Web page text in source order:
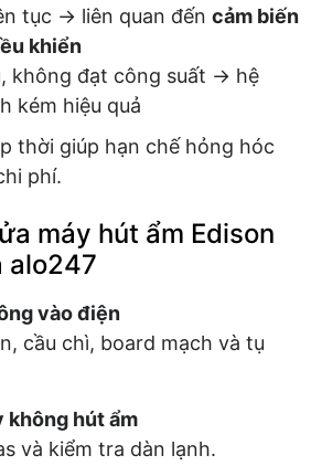
tục → liên quan đến cảm biến
khiển
không đạt công suất → hệ
kém hiệu quả
thời giúp hạn chế hỏng hóc
phí.
máy hút ẩm Edison
alo247
vào điện
cầu chì, board mạch và tụ
không hút ẩm
và kiểm tra dàn lạnh.